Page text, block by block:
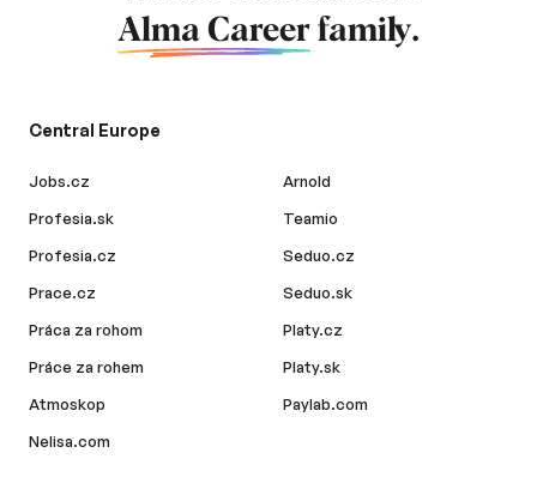
Alma Career family.
Central Europe
Jobs.cz
Profesia.sk
Profesia.cz
Prace.cz
Práca za rohom
Práce za rohem
Atmoskop
Nelisa.com
Arnold
Teamio
Seduo.cz
Seduo.sk
Platy.cz
Platy.sk
Paylab.com